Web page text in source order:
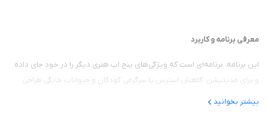
معرفی برنامه و کاربرد
این برنامه، برنامه‌ای است که ویژگی‌های پنج اپ هنری دیگر را در خود جای داده
و برای مدیتیشن، کاهش استرس یا سرگرمی کودکان و حیوانات خانگی طراحی
بیشتر بخوانید